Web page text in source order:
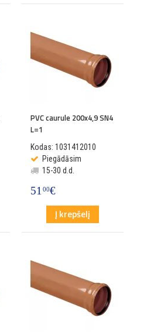
PVC caurule 200x4,9 SN4
L=1
Kodas: 1031412010
Piegādāsim
15-30 d.d.
5100€
Į krepšelį